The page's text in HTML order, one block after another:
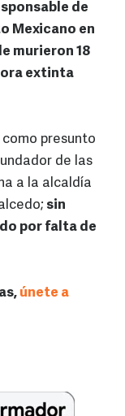
de
Mexicano en
murieron 18
extinta
como presunto
de las
a la alcaldía
sin
por falta de
únete a